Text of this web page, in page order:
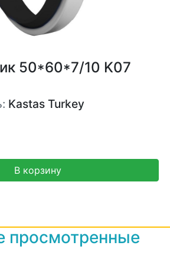
50*60*7/10 K07
Kastas Turkey
В корзину
просмотренные